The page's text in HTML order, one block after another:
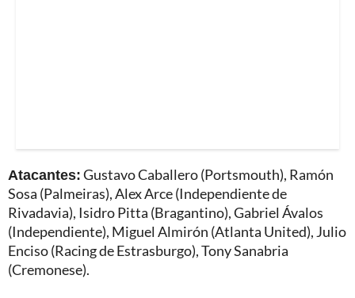
Atacantes:Gustavo Caballero (Portsmouth), Ramón
Sosa (Palmeiras), Alex Arce (Independiente de
Rivadavia), Isidro Pitta (Bragantino), Gabriel Ávalos
(Independiente), Miguel Almirón (Atlanta United), Julio
Enciso (Racing de Estrasburgo), Tony Sanabria
(Cremonese).